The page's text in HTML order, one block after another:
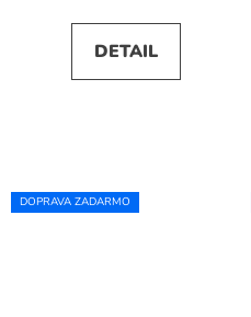
DETAIL
DOPRAVA ZADARMO